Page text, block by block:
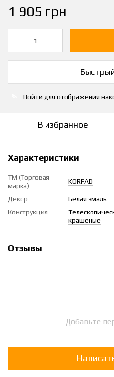
1 905 грн
Войти для отображения
В избранное
Характеристики
ТМ (Торговая
марка)
KORFAD
Декор
Белая эмаль
Конструкция
крашеные
Отзывы
Добавьте